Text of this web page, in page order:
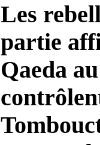
Les
partie
Qaeda